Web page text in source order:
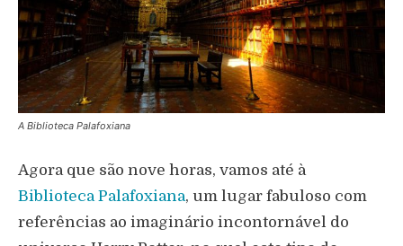
A Biblioteca Palafoxiana
Agora que são nove horas, vamos até à
Biblioteca Palafoxiana, um lugar fabuloso com
referências ao imaginário incontornável do